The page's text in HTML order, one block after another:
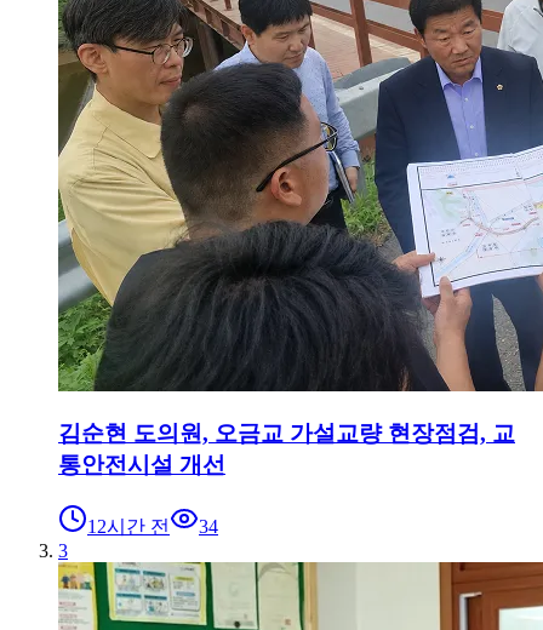
김순현 도의원, 오금교 가설교량 현장점검, 교
통안전시설 개선
12시간 전
34
3